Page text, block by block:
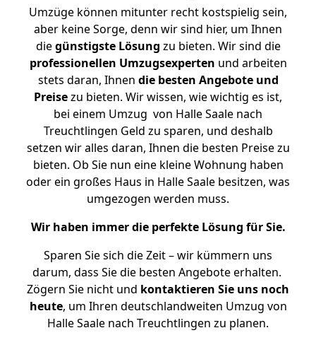
Umzüge können mitunter recht kostspielig sein,
aber keine Sorge, denn wir sind hier, um Ihnen
diegünstigste Lösung zu bieten. Wir sind die
professionellen Umzugsexperten und arbeiten
stets daran, Ihnen die besten Angebote und
Preisezu bieten. Wir wissen, wie wichtig es ist,
bei einem Umzug von Halle Saale nach
Treuchtlingen Geld zu sparen, und deshalb
setzen wir alles daran, Ihnen die besten Preise zu
bieten. Ob Sie nun eine kleine Wohnung haben
oder ein großes Haus in Halle Saale besitzen, was
umgezogen werden muss.
Wir haben immer die perfekte Lösung für Sie.
Sparen Sie sich die Zeit – wir kümmern uns
darum, dass Sie die besten Angebote erhalten.
Zögern Sie nicht und kontaktieren Sie uns noch
heute, um Ihren deutschlandweiten Umzug von
Halle Saale nach Treuchtlingen zu planen.